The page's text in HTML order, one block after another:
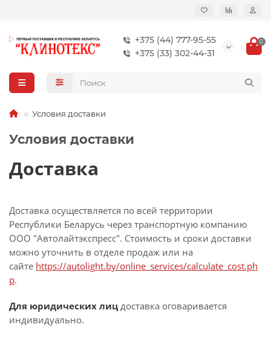
+375 (44) 777-95-55
+375 (33) 302-44-31
0
Условия доставки
Условия доставки
Доставка
Доставка осуществляется по всей территории
Республики Беларусь через транспортную компанию
ООО "Автолайтэкспресс". Стоимость и сроки доставки
можно уточнить в отделе продаж или на
сайте https://autolight.by/online_services/calculate_cost.ph
p.
Для юридических лиц доставка оговаривается
индивидуально.